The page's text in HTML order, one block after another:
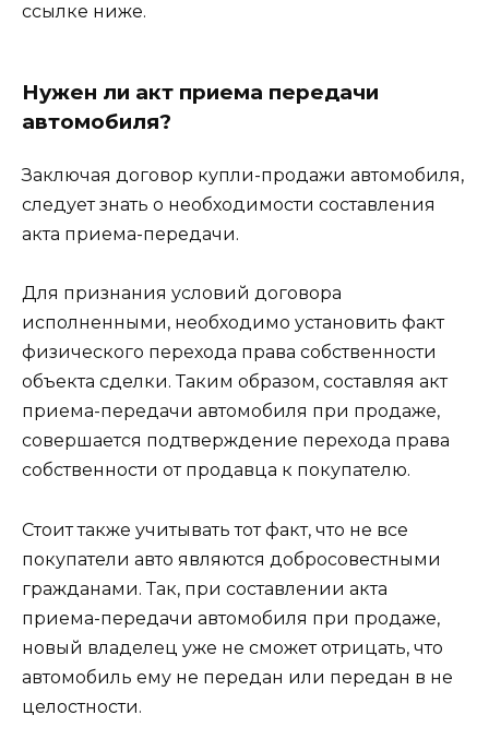
ссылке ниже.
Нужен ли акт приема передачи
автомобиля?
Заключая договор купли-продажи автомобиля,
следует знать о необходимости составления
акта приема-передачи.
Для признания условий договора
исполненными, необходимо установить факт
физического перехода права собственности
объекта сделки. Таким образом, составляя акт
приема-передачи автомобиля при продаже,
совершается подтверждение перехода права
собственности от продавца к покупателю.
Стоит также учитывать тот факт, что не все
покупатели авто являются добросовестными
гражданами. Так, при составлении акта
приема-передачи автомобиля при продаже,
новый владелец уже не сможет отрицать, что
автомобиль ему не передан или передан в не
целостности.